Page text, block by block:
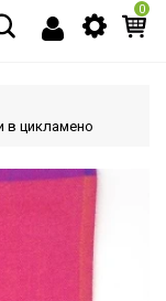
0
в цикламено